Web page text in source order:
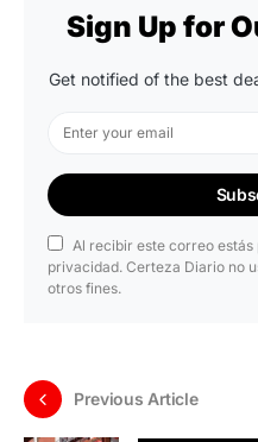
Sign Up for
Get notified of the best
Al recibir este correo
privacidad. Certeza Diario no
otros fines.
Previous Article